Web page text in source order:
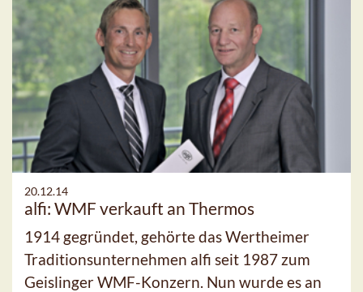
20.12.14
alfi: WMF verkauft an Thermos
1914 gegründet, gehörte das Wertheimer
Traditionsunternehmen alfi seit 1987 zum
Geislinger WMF-Konzern. Nun wurde es an